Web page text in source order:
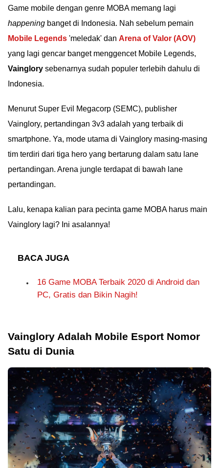
Game mobile dengan genre MOBA memang lagi
happening banget di Indonesia. Nah sebelum pemain
Mobile Legends 'meledak' dan Arena of Valor (AOV)
yang lagi gencar banget menggencet Mobile Legends,
Vainglory sebenarnya sudah populer terlebih dahulu di
Indonesia.
Menurut Super Evil Megacorp (SEMC), publisher
Vainglory, pertandingan 3v3 adalah yang terbaik di
smartphone. Ya, mode utama di Vainglory masing-masing
tim terdiri dari tiga hero yang bertarung dalam satu lane
pertandingan. Arena jungle terdapat di bawah lane
pertandingan.
Lalu, kenapa kalian para pecinta game MOBA harus main
Vainglory lagi? Ini asalannya!
BACA JUGA
16 Game MOBA Terbaik 2020 di Android dan
PC, Gratis dan Bikin Nagih!
Vainglory Adalah Mobile Esport Nomor
Satu di Dunia